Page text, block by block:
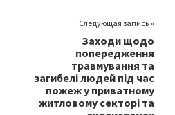
Следующая запись »
Заходи щодо
попередження
травмування та
загибелі людей під час
пожеж у приватному
житловому секторі та